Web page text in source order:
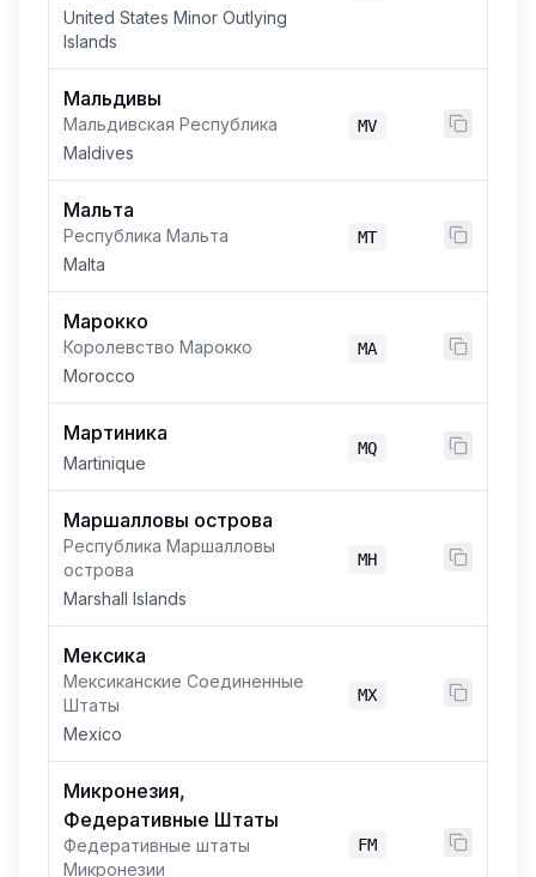
United States Minor Outlying
Islands
Мальдивы
Мальдивская Республика
Maldives
MV
Мальта
Республика Мальта
Malta
MT
Марокко
Королевство Марокко
Morocco
MA
Мартиника
Martinique
MQ
Маршалловы острова
Республика Маршалловы
острова
Marshall Islands
MH
Мексика
Мексиканские Соединенные
Штаты
Mexico
MX
Микронезия,
Федеративные Штаты
Федеративные штаты
Микронезии
FM